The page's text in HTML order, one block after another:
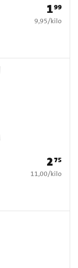
Prijs: €
199
€ 9,95 per kilo
9,95/kilo
Prijs: €
275
€ 11,00 per kilo
11,00/kilo